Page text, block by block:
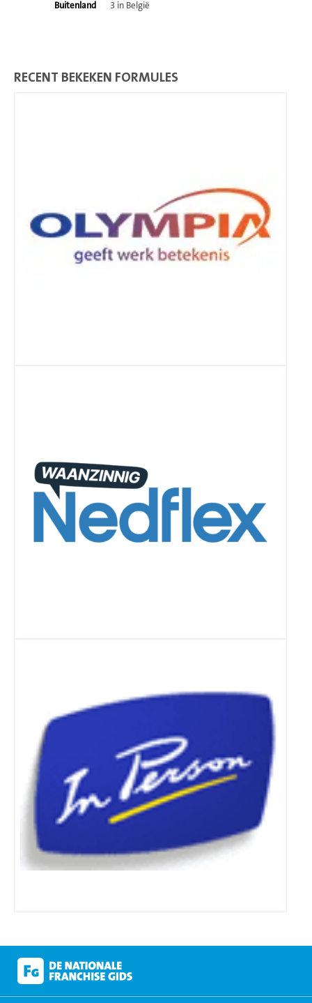
Buitenland 3 in België
RECENT BEKEKEN FORMULES